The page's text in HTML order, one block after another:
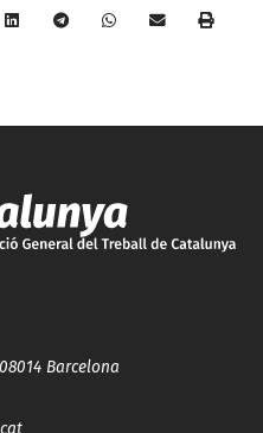
Barcelona